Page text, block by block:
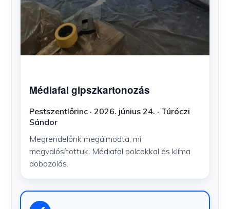
Médiafal gipszkartonozás
Pestszentlőrinc · 2026. június 24. · Túróczi
Sándor
Megrendelőnk megálmodta, mi
megvalósítottuk. Médiafal polcokkal és klíma
dobozolás.